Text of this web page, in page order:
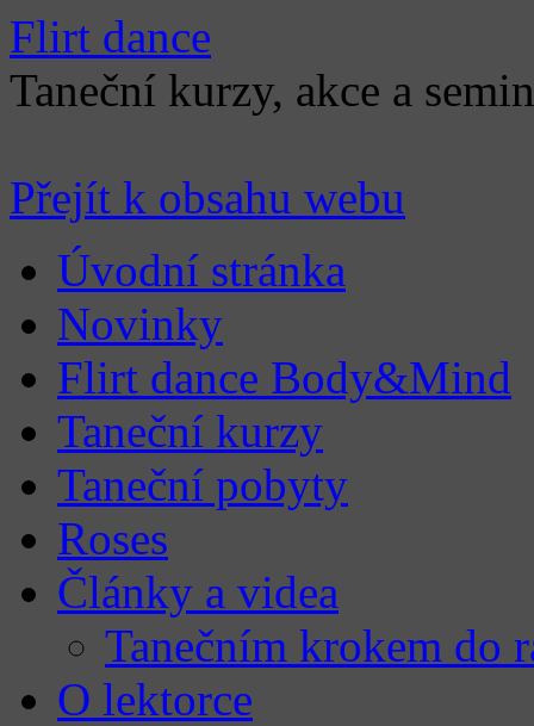
Flirt dance
Taneční kurzy, akce a
Přejít k obsahu webu
Úvodní stránka
Novinky
Flirt dance Body&Mind
Taneční kurzy
Taneční pobyty
Roses
Články a videa
Tanečním krokem do
O lektorce